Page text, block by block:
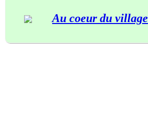
Au coeur du village